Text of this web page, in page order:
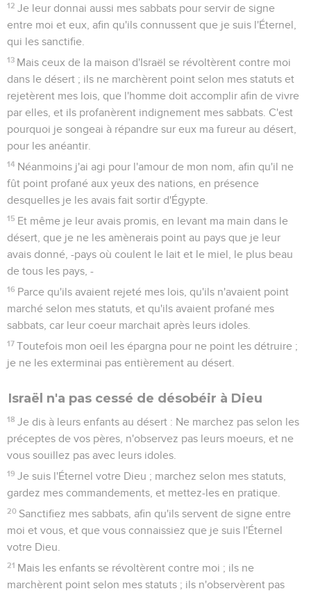
12 Je leur donnai aussi mes sabbats pour servir de signe
entre moi et eux, afin qu'ils connussent que je suis l'Éternel,
qui les sanctifie.
13 Mais ceux de la maison d'Israël se révoltèrent contre moi
dans le désert ; ils ne marchèrent point selon mes statuts et
rejetèrent mes lois, que l'homme doit accomplir afin de vivre
par elles, et ils profanèrent indignement mes sabbats. C'est
pourquoi je songeai à répandre sur eux ma fureur au désert,
pour les anéantir.
14 Néanmoins j'ai agi pour l'amour de mon nom, afin qu'il ne
fût point profané aux yeux des nations, en présence
desquelles je les avais fait sortir d'Égypte.
15 Et même je leur avais promis, en levant ma main dans le
désert, que je ne les amènerais point au pays que je leur
avais donné, -pays où coulent le lait et le miel, le plus beau
de tous les pays, -
16 Parce qu'ils avaient rejeté mes lois, qu'ils n'avaient point
marché selon mes statuts, et qu'ils avaient profané mes
sabbats, car leur coeur marchait après leurs idoles.
17 Toutefois mon oeil les épargna pour ne point les détruire ;
je ne les exterminai pas entièrement au désert.
Israël n'a pas cessé de désobéir à Dieu
18 Je dis à leurs enfants au désert : Ne marchez pas selon les
préceptes de vos pères, n'observez pas leurs moeurs, et ne
vous souillez pas avec leurs idoles.
19 Je suis l'Éternel votre Dieu ; marchez selon mes statuts,
gardez mes commandements, et mettez-les en pratique.
20 Sanctifiez mes sabbats, afin qu'ils servent de signe entre
moi et vous, et que vous connaissiez que je suis l'Éternel
votre Dieu.
21 Mais les enfants se révoltèrent contre moi ; ils ne
marchèrent point selon mes statuts ; ils n'observèrent pas